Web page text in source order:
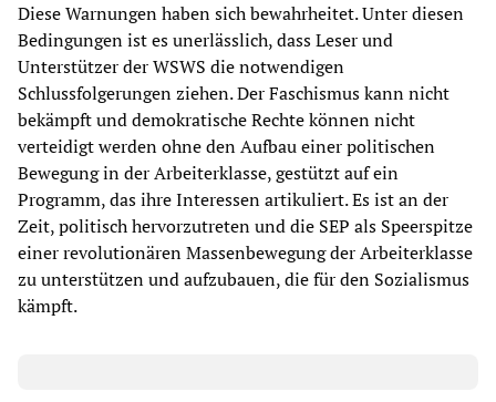
Diese Warnungen haben sich bewahrheitet. Unter diesen
Bedingungen ist es unerlässlich, dass Leser und
Unterstützer der WSWS die notwendigen
Schlussfolgerungen ziehen. Der Faschismus kann nicht
bekämpft und demokratische Rechte können nicht
verteidigt werden ohne den Aufbau einer politischen
Bewegung in der Arbeiterklasse, gestützt auf ein
Programm, das ihre Interessen artikuliert. Es ist an der
Zeit, politisch hervorzutreten und die SEP als Speerspitze
einer revolutionären Massenbewegung der Arbeiterklasse
zu unterstützen und aufzubauen, die für den Sozialismus
kämpft.